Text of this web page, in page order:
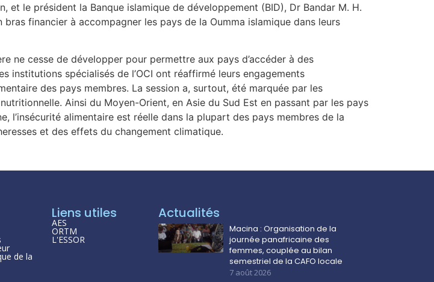
et le président la Banque islamique de développement (BID), Dr Bandar M. H.
financier à accompagner les pays de la Oumma islamique dans leurs
ne cesse de développer pour permettre aux pays d’accéder à des
institutions spécialisés de l’OCI ont réaffirmé leurs engagements
des pays membres. La session a, surtout, été marquée par les
Ainsi du Moyen-Orient, en Asie du Sud Est en passant par les pays
l’insécurité alimentaire est réelle dans la plupart des pays membres de la
et des effets du changement climatique.
de la
Liens utiles
AES
ORTM
L'ESSOR
Actualités
Macina : Organisation de la
journée panafricaine des
femmes, couplée au bilan
semestriel de la CAFO locale
7 août 2026